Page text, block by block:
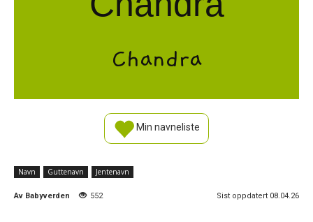
Chandra
Min navneliste
Navn Guttenavn Jentenavn
Av Babyverden 552 Sist oppdatert 08.04.26